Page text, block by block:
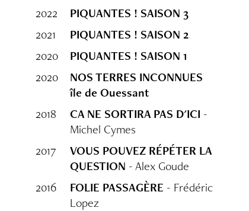
2022
PIQUANTES ! SAISON 3
2021
PIQUANTES ! SAISON 2
2020
PIQUANTES ! SAISON 1
2020
NOS TERRES INCONNUES
île de Ouessant
2018
CA NE SORTIRA PAS D'ICI -
Michel Cymes
2017
VOUS POUVEZ RÉPÉTER LA
QUESTION - Alex Goude
2016
FOLIE PASSAGÈRE - Frédéric
Lopez